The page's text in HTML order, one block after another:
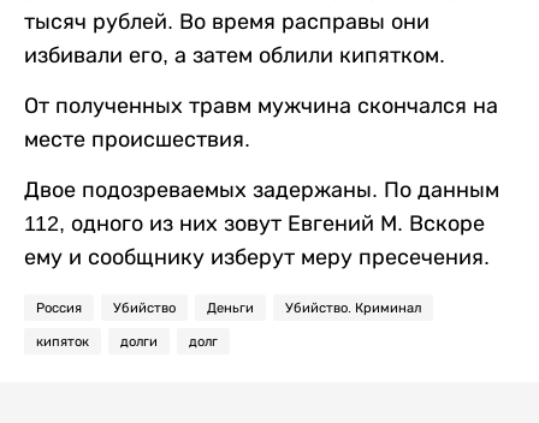
тысяч рублей. Во время расправы они
избивали его, а затем облили кипятком.
От полученных травм мужчина скончался на
месте происшествия.
Двое подозреваемых задержаны. По данным
112, одного из них зовут Евгений М. Вскоре
ему и сообщнику изберут меру пресечения.
Россия Убийство Деньги Убийство. Криминал
кипяток долги долг